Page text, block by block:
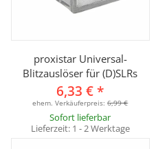
proxistar Universal-
Blitzauslöser für (D)SLRs
6,33 €*
ehem. Verkäuferpreis:6,99 €
Sofort lieferbar
Lieferzeit: 1 - 2 Werktage